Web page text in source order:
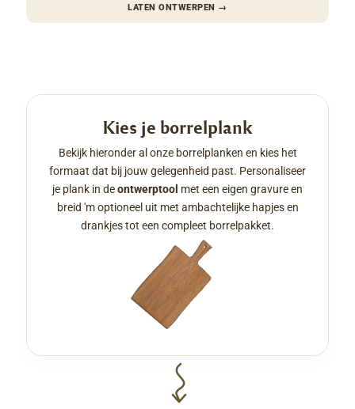
LATEN ONTWERPEN →
Kies je borrelplank
Bekijk hieronder al onze borrelplanken en kies het
formaat dat bij jouw gelegenheid past. Personaliseer
je plank in deontwerptool met een eigen gravure en
breid 'm optioneel uit met ambachtelijke hapjes en
drankjes tot een compleet borrelpakket.